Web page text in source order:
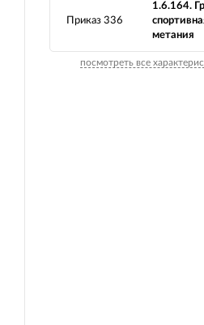
Приказ 336
1.6.164.
метания
посмотреть все